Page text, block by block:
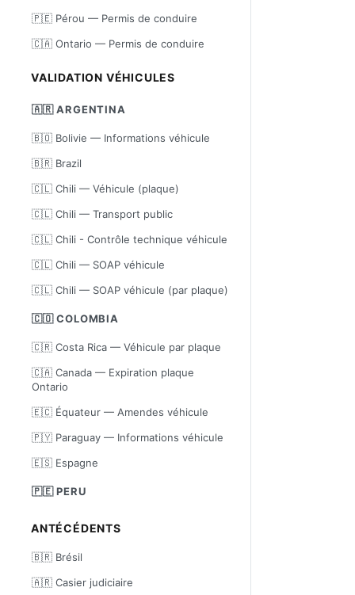
🇵🇪 Pérou — Permis de conduire
🇨🇦 Ontario — Permis de conduire
VALIDATION VÉHICULES
🇦🇷 ARGENTINA
🇧🇴 Bolivie — Informations véhicule
🇧🇷 Brazil
🇨🇱 Chili — Véhicule (plaque)
🇨🇱 Chili — Transport public
🇨🇱 Chili - Contrôle technique véhicule
🇨🇱 Chili — SOAP véhicule
🇨🇱 Chili — SOAP véhicule (par plaque)
🇨🇴 COLOMBIA
🇨🇷 Costa Rica — Véhicule par plaque
🇨🇦 Canada — Expiration plaque
Ontario
🇪🇨 Équateur — Amendes véhicule
🇵🇾 Paraguay — Informations véhicule
🇪🇸 Espagne
🇵🇪 PERU
ANTÉCÉDENTS
🇧🇷 Brésil
🇦🇷 Casier judiciaire